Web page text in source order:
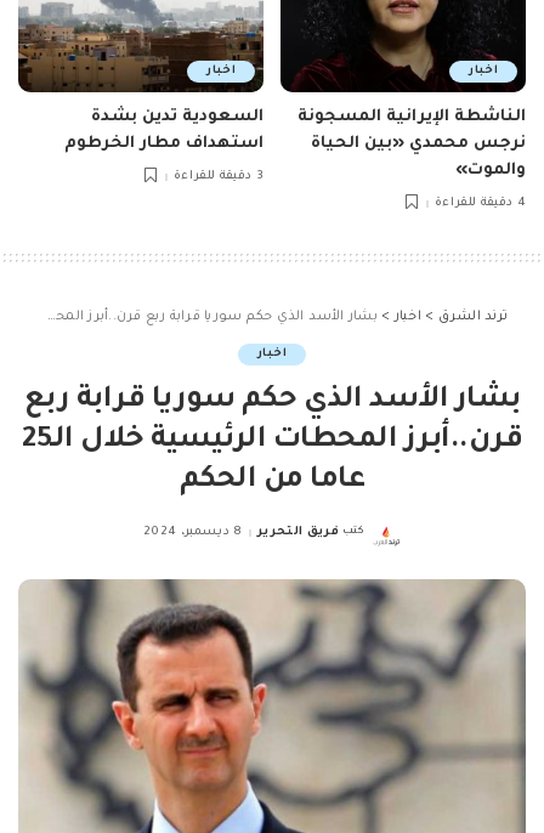
اخبار
الناشطة الإيرانية المسجونة
نرجس محمدي «بين الحياة
والموت»
4 دقيقة للقراءة
اخبار
السعودية تدين بشدة
استهداف مطار الخرطوم
3 دقيقة للقراءة
ترند الشرق > اخبار > بشار الأسد الذي حكم سوريا قرابة ربع قرن..أبرز المحطات الرئيسية خلال الـ25 عاما من الحكم
اخبار
بشار الأسد الذي حكم سوريا قرابة ربع
قرن..أبرز المحطات الرئيسية خلال الـ25
عاما من الحكم
Posted
كتب فريق التحرير 8 ديسمبر، 2024